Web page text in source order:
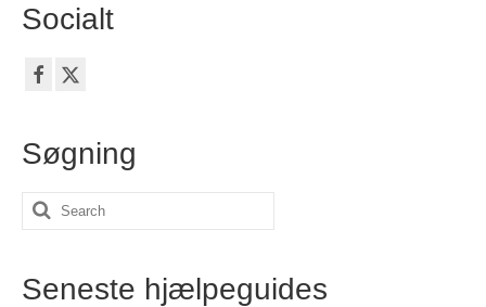
Socialt
Søgning
Search
Seneste hjælpeguides